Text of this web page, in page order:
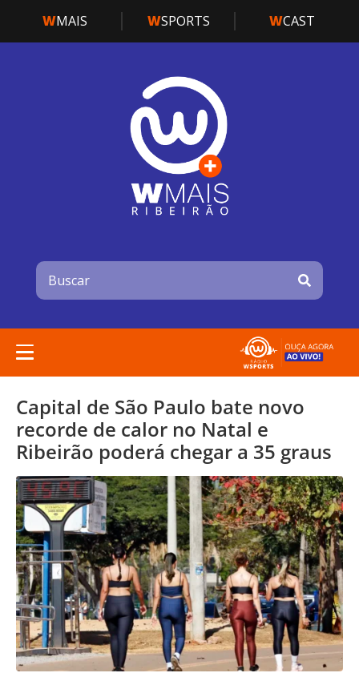
WMAIS WSPORTS WCAST
Capital de São Paulo bate novo
recorde de calor no Natal e
Ribeirão poderá chegar a 35 graus